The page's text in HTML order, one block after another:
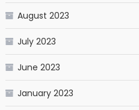
August 2023
July 2023
June 2023
January 2023